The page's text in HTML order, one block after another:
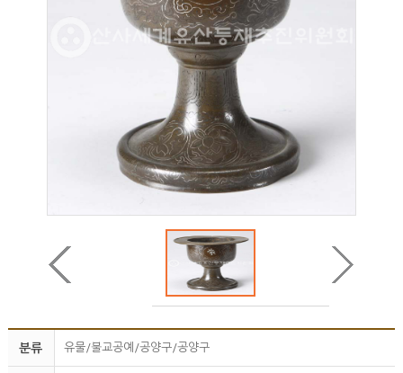
분류 유물/불교공예/공양구/공양구